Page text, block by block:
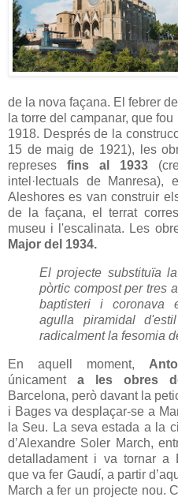
de la nova façana. El febrer
la torre del campanar, que
1918. Després de la
15 de maig de 1921), les
represes fins al 1933
intel·lectuals de Manresa),
Aleshores es van construir
de la façana, el terrat
museu i l'escalinata. Les
Major del 1934.
El projecte substituïa
pòrtic compost per tres
baptisteri i coronava
agulla piramidal
radicalment la fesomia
En aquell moment,
únicament a les obres
Barcelona, però davant la
i Bages va desplaçar-se a
la Seu. La seva estada a la
d’Alexandre Soler March,
detalladament i va tornar a
que va fer Gaudí, a partir
March a fer un projecte nou.